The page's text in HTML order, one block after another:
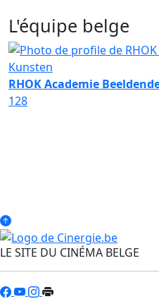
L'équipe belge
RHOK Academie
128
LE SITE DU CINÉMA BELGE